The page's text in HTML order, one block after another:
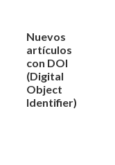
Nuevos
artículos
con DOI
(Digital
Object
Identifier)